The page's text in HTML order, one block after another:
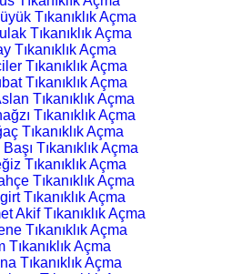
Tıkanıklık Açma
Tıkanıklık Açma
Tıkanıklık Açma
Tıkanıklık Açma
Tıkanıklık Açma
Tıkanıklık Açma
Tıkanıklık Açma
Tıkanıklık Açma
Tıkanıklık Açma
Tıkanıklık Açma
Tıkanıklık Açma
Tıkanıklık Açma
Akif Tıkanıklık Açma
Tıkanıklık Açma
Tıkanıklık Açma
Tıkanıklık Açma